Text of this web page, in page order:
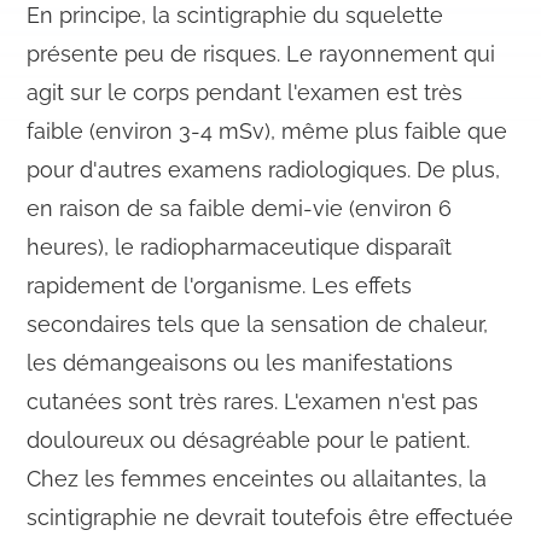
En principe, la scintigraphie du squelette
présente peu de risques. Le rayonnement qui
agit sur le corps pendant l'examen est très
faible (environ 3-4 mSv), même plus faible que
pour d'autres examens radiologiques. De plus,
en raison de sa faible demi-vie (environ 6
heures), le radiopharmaceutique disparaît
rapidement de l'organisme. Les effets
secondaires tels que la sensation de chaleur,
les démangeaisons ou les manifestations
cutanées sont très rares. L'examen n'est pas
douloureux ou désagréable pour le patient.
Chez les femmes enceintes ou allaitantes, la
scintigraphie ne devrait toutefois être effectuée